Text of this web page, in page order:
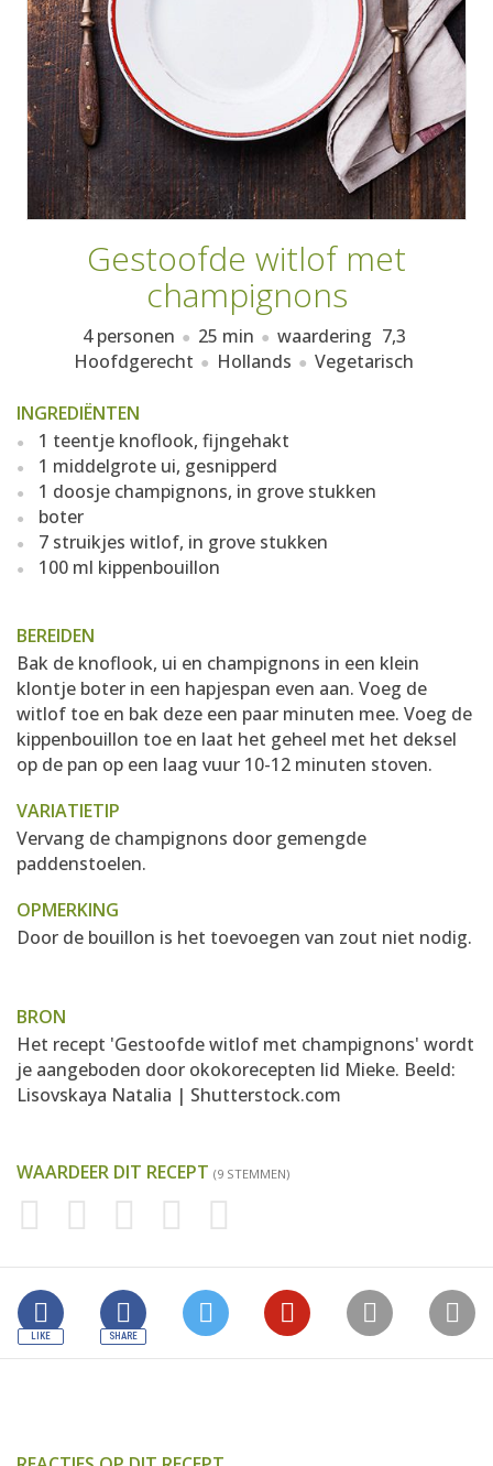
Gestoofde witlof met
champignons
4 personen 25 min waardering 7,3
Hoofdgerecht
Hollands Vegetarisch
INGREDIËNTEN
1 teentje knoflook, fijngehakt
1 middelgrote ui, gesnipperd
1 doosje champignons, in grove stukken
boter
7 struikjes witlof, in grove stukken
100 ml kippenbouillon
BEREIDEN
Bak de knoflook, ui en champignons in een klein
klontje boter in een hapjespan even aan. Voeg de
witlof toe en bak deze een paar minuten mee. Voeg de
kippenbouillon toe en laat het geheel met het deksel
op de pan op een laag vuur 10-12 minuten stoven.
VARIATIETIP
Vervang de champignons door gemengde
paddenstoelen.
OPMERKING
Door de bouillon is het toevoegen van zout niet nodig.
BRON
Het recept 'Gestoofde witlof met champignons' wordt
je aangeboden door okokorecepten lid Mieke. Beeld:
Lisovskaya Natalia | Shutterstock.com
WAARDEER DIT RECEPT (9 STEMMEN)